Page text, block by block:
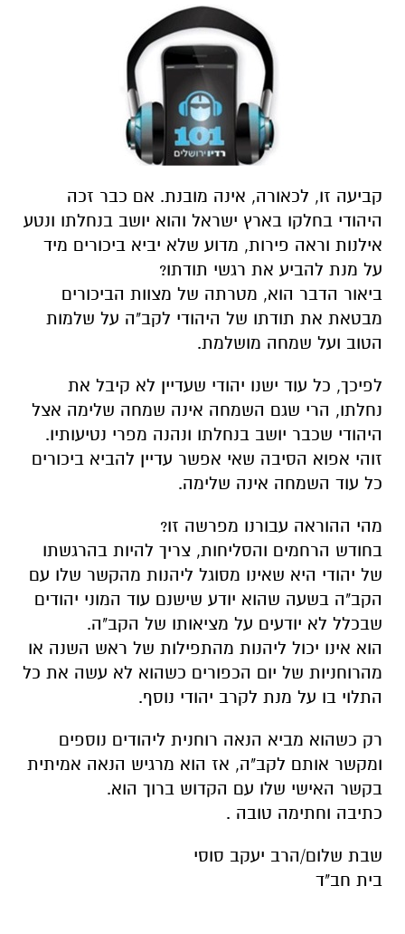
קביעה זו, לכאורה, אינה מובנת. אם כבר זכה
היהודי בחלקו בארץ ישראל והוא יושב בנחלתו ונטע
אילנות וראה פירות, מדוע שלא יביא ביכורים מיד
על מנת להביע את רגשי תודתו?
ביאור הדבר הוא, מטרתה של מצוות הביכורים
מבטאת את תודתו של היהודי לקב"ה על שלמות
הטוב ועל שמחה מושלמת.
לפיכך, כל עוד ישנו יהודי שעדיין לא קיבל את
נחלתו, הרי שגם השמחה אינה שמחה שלימה אצל
היהודי שכבר יושב בנחלתו ונהנה מפרי נטיעותיו.
זוהי אפוא הסיבה שאי אפשר עדיין להביא ביכורים
כל עוד השמחה אינה שלימה.
מהי ההוראה עבורנו מפרשה זו?
בחודש הרחמים והסליחות, צריך להיות בהרגשתו
של יהודי היא שאינו מסוגל ליהנות מהקשר שלו עם
הקב"ה בשעה שהוא יודע שישנם עוד המוני יהודים
שבכלל לא יודעים על מציאותו של הקב"ה.
הוא אינו יכול ליהנות מהתפילות של ראש השנה או
מהרוחניות של יום הכפורים כשהוא לא עשה את כל
התלוי בו על מנת לקרב יהודי נוסף.
רק כשהוא מביא הנאה רוחנית ליהודים נוספים
ומקשר אותם לקב"ה, אז הוא מרגיש הנאה אמיתית
בקשר האישי שלו עם הקדוש ברוך הוא.
כתיבה וחתימה טובה .
שבת שלום/הרב יעקב סוסי
בית חב"ד